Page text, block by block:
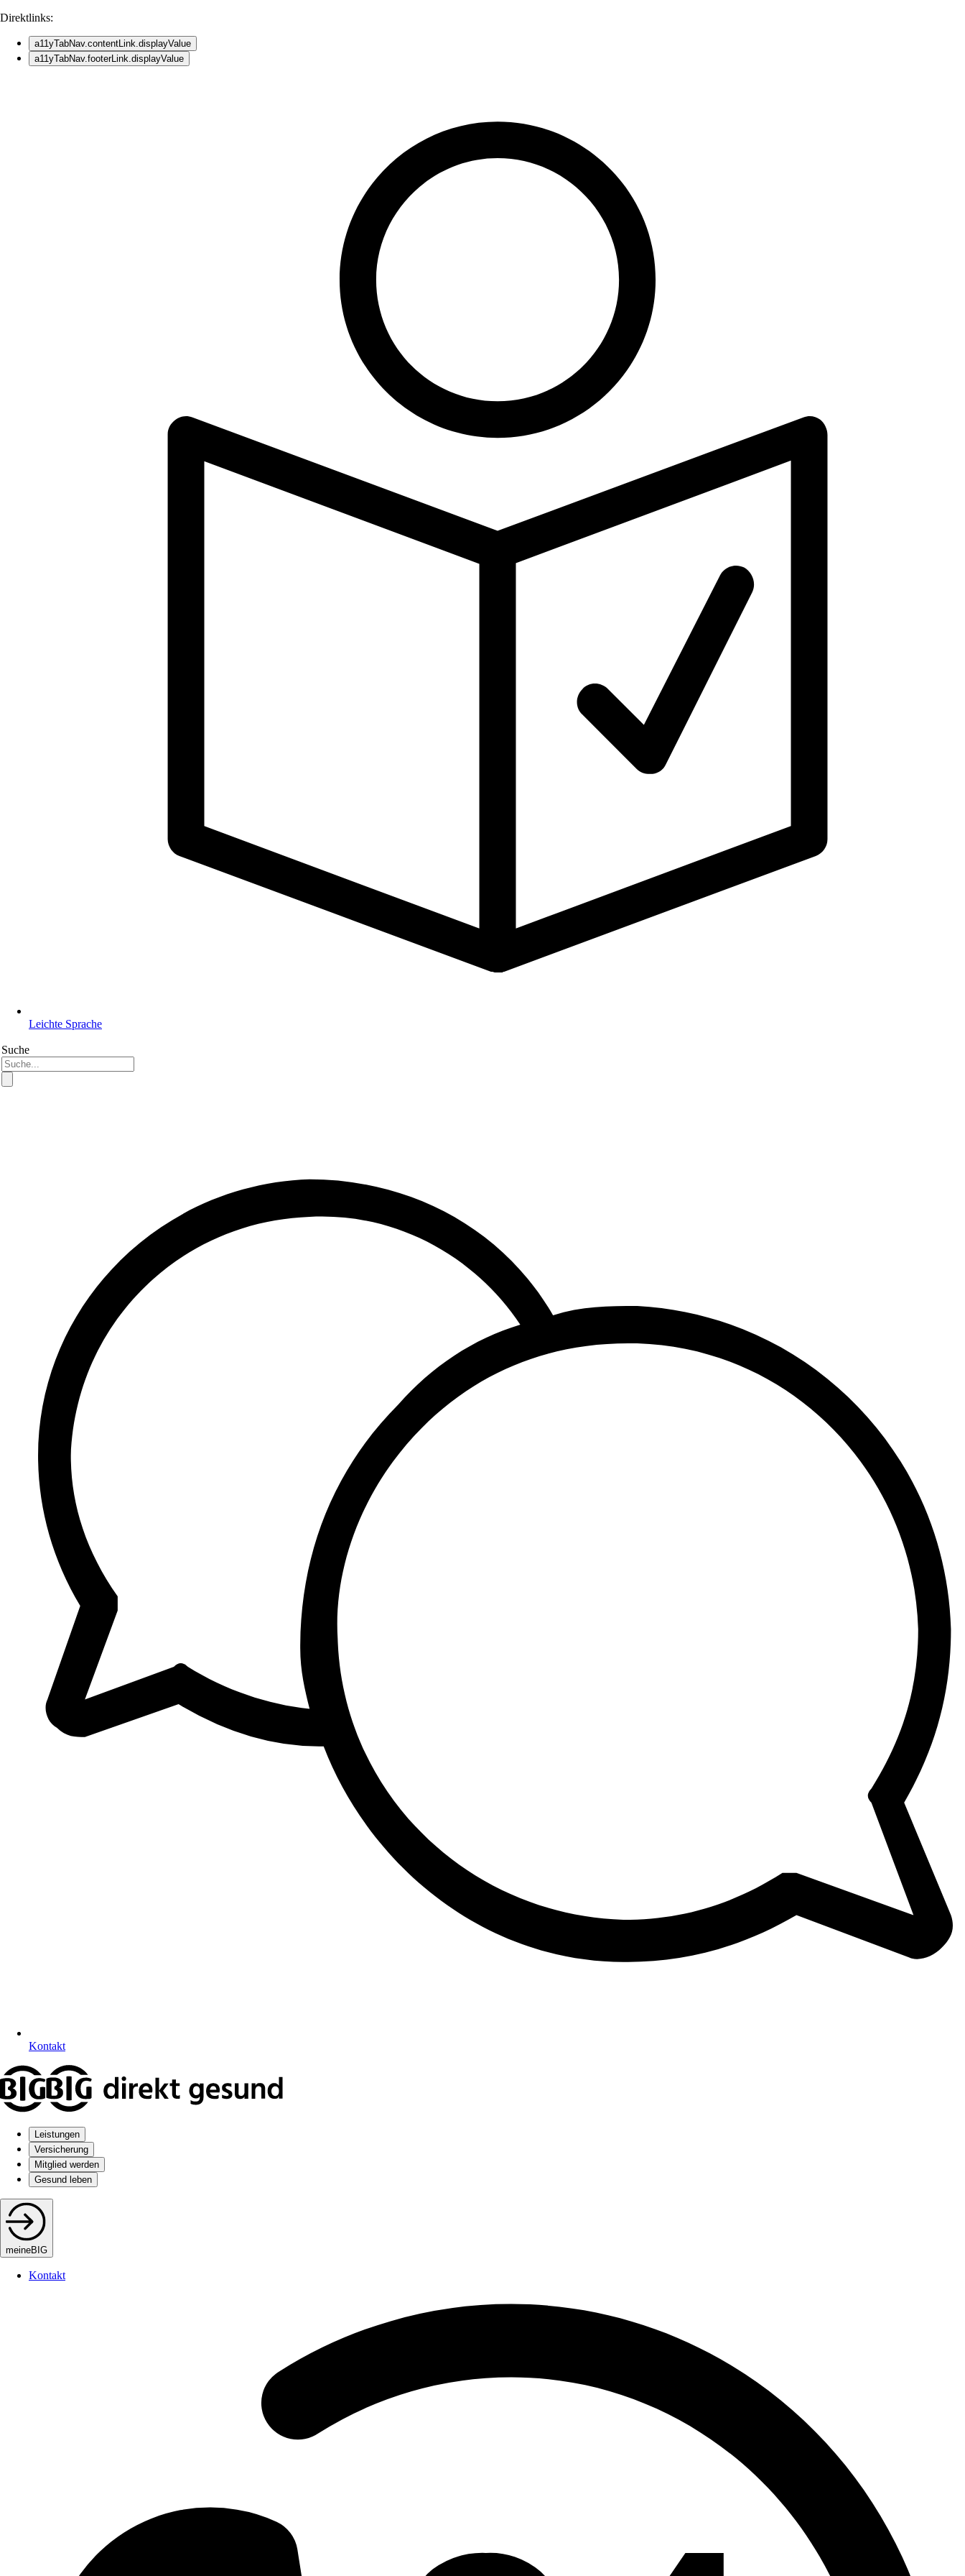
Direktlinks:
a11yTabNav.contentLink.displayValue
a11yTabNav.footerLink.displayValue
Leichte Sprache
Suche
Kontakt
Leistungen
Versicherung
Mitglied werden
Gesund leben
meineBIG
Kontakt